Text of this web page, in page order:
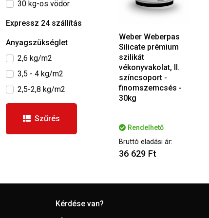
30 kg-os vödör
Expressz 24 szállítás
Anyagszükséglet
2,6 kg/m2
3,5 - 4 kg/m2
2,5-2,8 kg/m2
Szűrés
Weber Weberpas
Silicate prémium
szilikát
vékonyvakolat, II.
színcsoport -
finomszemcsés -
30kg
Rendelhető
Bruttó eladási ár:
36 629 Ft
Kérdése van?